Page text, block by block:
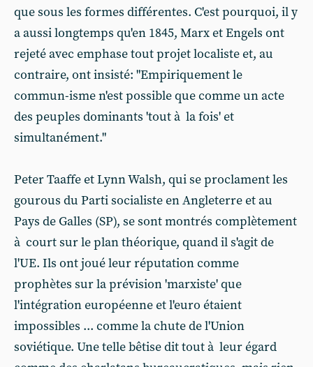
que sous les formes différentes. C'est pourquoi, il y
a aussi longtemps qu'en 1845, Marx et Engels ont
rejeté avec emphase tout projet localiste et, au
contraire, ont insisté: "Empiriquement le
commun-isme n'est possible que comme un acte
des peuples dominants 'tout à la fois' et
simultanément."
Peter Taaffe et Lynn Walsh, qui se proclament les
gourous du Parti socialiste en Angleterre et au
Pays de Galles (SP), se sont montrés complètement
à court sur le plan théorique, quand il s'agit de
l'UE. Ils ont joué leur réputation comme
prophètes sur la prévision 'marxiste' que
l'intégration européenne et l'euro étaient
impossibles ... comme la chute de l'Union
soviétique. Une telle bêtise dit tout à leur égard